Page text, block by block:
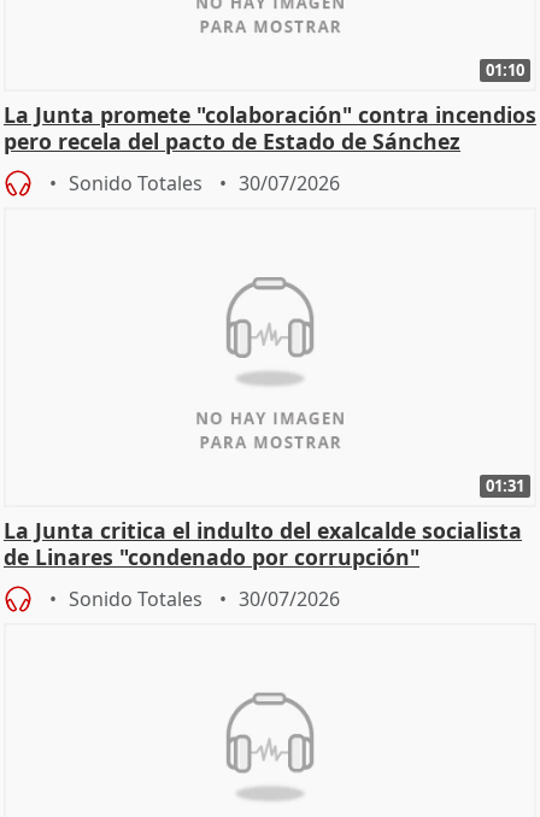
01:10
La Junta promete "colaboración" contra incendios
pero recela del pacto de Estado de Sánchez
Sonido Totales 30/07/2026
01:31
La Junta critica el indulto del exalcalde socialista
de Linares "condenado por corrupción"
Sonido Totales 30/07/2026